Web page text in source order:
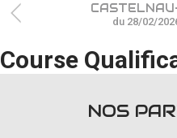
RÉSULTATS
PHOTOS / WEB TV
du 28/02/
Course
NOS